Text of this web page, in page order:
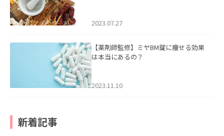
2023.07.27
【薬剤師監修】ミヤBM錠に痩せる効果
は本当にあるの？
2023.11.10
新着記事